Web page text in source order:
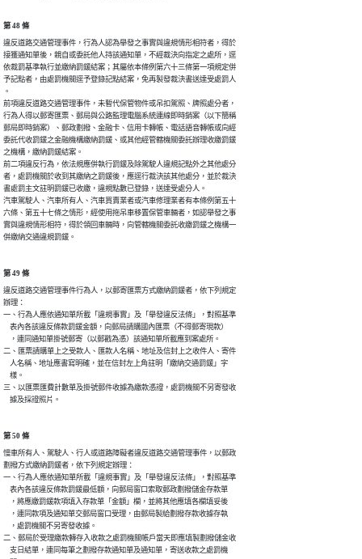
第 48 條
違反道路交通管理事件，行為人認為舉發之事實與違規情形相符者，得於
接獲通知單後，親自或委託他人持該通知單，不經裁決向指定之處所，逕
依裁罰基準執行並繳納罰鍰結案；其屬依本條例第六十三條第一項規定併
予記點者，由處罰機關逕予登錄記點結案，免再製發裁決書送達受處罰人
。
前項違反道路交通管理事件，未暫代保管物件或吊扣駕照、牌照處分者，
行為人得以郵寄匯票、郵局與公路監理電腦系統連線即時銷案（以下簡稱
郵局即時銷案）、郵政劃撥、金融卡、信用卡轉帳、電話語音轉帳或向經
委託代收罰鍰之金融機構繳納罰鍰、或其他經管轄機關委託辦理收繳罰鍰
之機構，繳納罰鍰結案。
前二項違反行為，依法規應併執行罰鍰及除駕駛人違規記點外之其他處分
者，處罰機關於收到其繳納之罰鍰後，應逕行裁決該其他處分，並於裁決
書處罰主文註明罰鍰已收繳，違規點數已登錄，送達受處分人。
汽車駕駛人、汽車所有人、汽車買賣業者或汽車修理業者有本條例第五十
六條、第五十七條之情形，經使用拖吊車移置保管車輛者，如認舉發之事
實與違規情形相符，得於領回車輛時，向管轄機關委託收繳罰鍰之機構一
併繳納交通違規罰鍰。
第 49 條
違反道路交通管理事件行為人，以郵寄匯票方式繳納罰鍰者，依下列規定
辦理：
一、行為人應依通知單所載「違規事實」及「舉發違反法條」，對照基準
    表內各該違反條款罰鍰金額，向郵局請購國內匯票（不得郵寄現款）
    ，連同通知單掛號郵寄（以郵戳為憑）該通知單所載應到案處所。
二、匯票請購單上之受款人、匯款人名稱、地址及信封上之收件人、寄件
    人名稱、地址應書寫明確，並在信封左上角註明「繳納交通罰鍰」字
    樣。
三、以匯票匯費計數單及掛號郵件收據為繳款憑證，處罰機關不另寄發收
    據及採證照片。
第 50 條
慢車所有人、駕駛人、行人或道路障礙者違反道路交通管理事件，以郵政
劃撥方式繳納罰鍰者，依下列規定辦理：
一、行為人應依通知單所載「違規事實」及「舉發違反法條」，對照基準
    表內各該違反條款罰鍰最低額，向郵局窗口索取郵政劃撥儲金存款單
    ，將應繳罰鍰款項填入存款單「金額」欄，並將其他應填各欄填妥後
    ，連同款項及通知單交郵局窗口受理，由郵局製給劃撥存款收據存執
    ，處罰機關不另寄發收據。
二、郵局於受理繳款轉存入收款之處罰機關帳戶當天即應填製劃撥儲金收
    支日結單，連同每筆之劃撥存款通知單及通知單，寄送收款之處罰機